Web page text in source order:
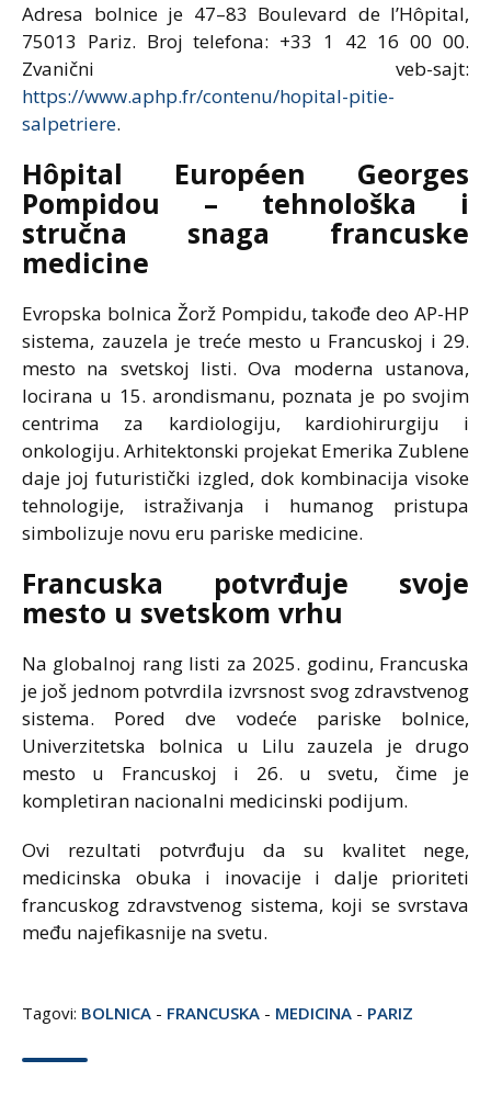
Adresa bolnice je 47–83 Boulevard de l’Hôpital,
75013 Pariz. Broj telefona: +33 1 42 16 00 00.
Zvanični veb-sajt:
https://www.aphp.fr/contenu/hopital-pitie-
salpetriere.
Hôpital Européen Georges
Pompidou – tehnološka i
stručna snaga francuske
medicine
Evropska bolnica Žorž Pompidu, takođe deo AP-HP
sistema, zauzela je treće mesto u Francuskoj i 29.
mesto na svetskoj listi. Ova moderna ustanova,
locirana u 15. arondismanu, poznata je po svojim
centrima za kardiologiju, kardiohirurgiju i
onkologiju. Arhitektonski projekat Emerika Zublene
daje joj futuristički izgled, dok kombinacija visoke
tehnologije, istraživanja i humanog pristupa
simbolizuje novu eru pariske medicine.
Francuska potvrđuje svoje
mesto u svetskom vrhu
Na globalnoj rang listi za 2025. godinu, Francuska
je još jednom potvrdila izvrsnost svog zdravstvenog
sistema. Pored dve vodeće pariske bolnice,
Univerzitetska bolnica u Lilu zauzela je drugo
mesto u Francuskoj i 26. u svetu, čime je
kompletiran nacionalni medicinski podijum.
Ovi rezultati potvrđuju da su kvalitet nege,
medicinska obuka i inovacije i dalje prioriteti
francuskog zdravstvenog sistema, koji se svrstava
među najefikasnije na svetu.
Tagovi: BOLNICA - FRANCUSKA - MEDICINA - PARIZ